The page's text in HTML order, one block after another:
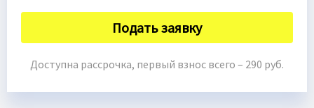
Подать заявку
Доступна рассрочка, первый взнос всего – 290 руб.